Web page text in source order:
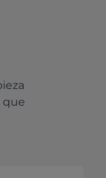
que